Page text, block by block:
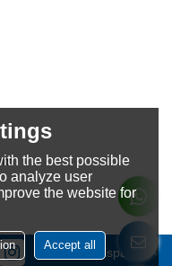
Español
the best possible
analyze user
the website for
Accept all